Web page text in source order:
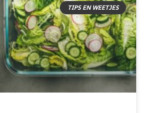
TIPS EN WEETJES